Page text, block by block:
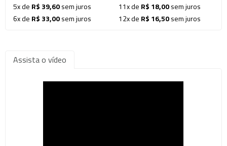
5x de R$ 39,60sem juros
6x de R$ 33,00sem juros
11x de R$ 18,00sem juros
12x de R$ 16,50sem juros
Assista o vídeo